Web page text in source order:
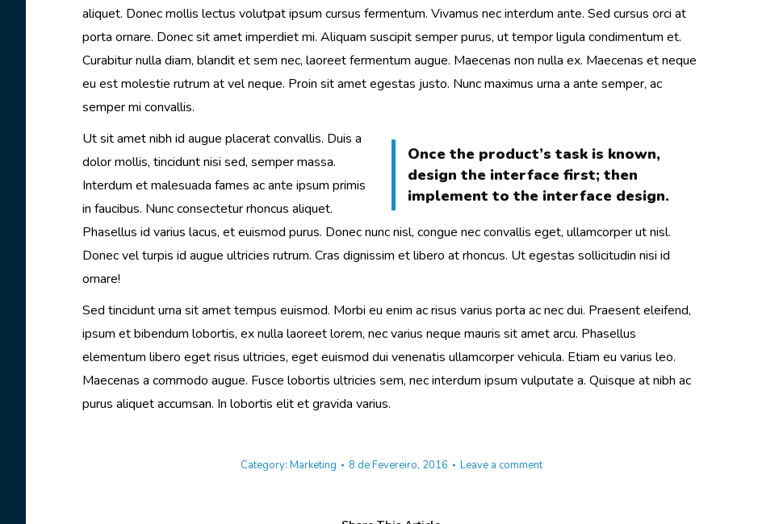
aliquet. Donec mollis lectus volutpat ipsum cursus fermentum. Vivamus nec interdum ante. Sed cursus orci at
porta ornare. Donec sit amet imperdiet mi. Aliquam suscipit semper purus, ut tempor ligula condimentum et.
Curabitur nulla diam, blandit et sem nec, laoreet fermentum augue. Maecenas non nulla ex. Maecenas et neque
eu est molestie rutrum at vel neque. Proin sit amet egestas justo. Nunc maximus urna a ante semper, ac
semper mi convallis.
Once the product’s task is known,
design the interface first; then
implement to the interface design.
Ut sit amet nibh id augue placerat convallis. Duis a
dolor mollis, tincidunt nisi sed, semper massa.
Interdum et malesuada fames ac ante ipsum primis
in faucibus. Nunc consectetur rhoncus aliquet.
Phasellus id varius lacus, et euismod purus. Donec nunc nisl, congue nec convallis eget, ullamcorper ut nisl.
Donec vel turpis id augue ultricies rutrum. Cras dignissim et libero at rhoncus. Ut egestas sollicitudin nisi id
ornare!
Sed tincidunt urna sit amet tempus euismod. Morbi eu enim ac risus varius porta ac nec dui. Praesent eleifend,
ipsum et bibendum lobortis, ex nulla laoreet lorem, nec varius neque mauris sit amet arcu. Phasellus
elementum libero eget risus ultricies, eget euismod dui venenatis ullamcorper vehicula. Etiam eu varius leo.
Maecenas a commodo augue. Fusce lobortis ultricies sem, nec interdum ipsum vulputate a. Quisque at nibh ac
purus aliquet accumsan. In lobortis elit et gravida varius.
Category: Marketing 8 de Fevereiro, 2016 Leave a comment